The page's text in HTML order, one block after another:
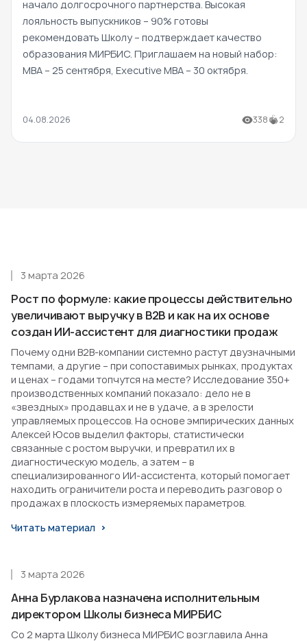
начало долгосрочного партнерства. Высокая
лояльность выпускников – 90% готовы
рекомендовать Школу – подтверждает качество
образования МИРБИС. Приглашаем на новый набор:
MBA – 25 сентября, Executive MBA – 30 октября.
04.08.2026 338 2
Рост по формуле: какие процессы действительно
увеличивают выручку в B2B и как на их основе
создан ИИ-ассистент для диагностики продаж
3 марта 2026
Почему одни B2B-компании системно растут двузначными
темпами, а другие – при сопоставимых рынках, продуктах
и ценах – годами топчутся на месте? Исследование 350+
производственных компаний показало: дело не в
«звездных» продавцах и не в удаче, а в зрелости
управляемых процессов. На основе эмпирических данных
Алексей Юсов выделил факторы, статистически
связанные с ростом выручки, и превратил их в
диагностическую модель, а затем – в
специализированного ИИ-ассистента, который помогает
находить ограничители роста и переводить разговор о
продажах в плоскость измеряемых параметров.
Читать материал
Анна Бурлакова назначена исполнительным
директором Школы бизнеса МИРБИС
3 марта 2026
Со 2 марта Школу бизнеса МИРБИС возглавила Анна